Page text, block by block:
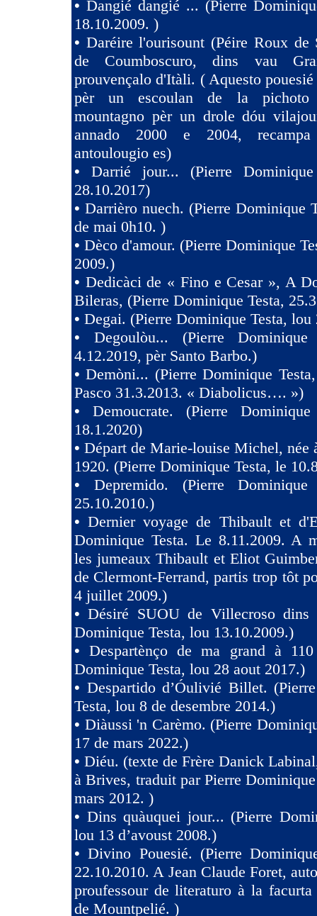
• Dangié dangié ... (Pierre
18.10.2009. )
• Daréire l'ourisount (Péire Roux de
de Coumboscuro, dins vau
prouvençalo d'Itàli. ( Aquesto
pèr un escoulan de la pichoto
mountagno pèr un drole dóu
annado 2000 e 2004,
antoulougio es)
• Darrié jour... (Pierre
28.10.2017)
• Darrièro nuech. (Pierre Dominique
de mai 0h10. )
• Dèco d'amour. (Pierre Dominique
2009.)
• Dedicàci de « Fino e Cesar », A
Bileras, (Pierre Dominique Testa,
• Degai. (Pierre Dominique Testa, lou
• Degoulòu... (Pierre
4.12.2019, pèr Santo Barbo.)
•Demòni... (Pierre Dominique
Pasco 31.3.2013. « Diabolicus…. »)
• Demoucrate. (Pierre
18.1.2020)
• Départ de Marie-louise Michel, née
1920. (Pierre Dominique Testa, le
• Depremido. (Pierre
25.10.2010.)
•Dernier voyage de Thibault et
Dominique Testa. Le 8.11.2009. A
les jumeaux Thibault et Eliot
de Clermont-Ferrand, partis trop tôt
4 juillet 2009.)
•Désiré SUOU de Villecroso dins
Dominique Testa, lou 13.10.2009.)
•Despartènço de ma grand à
Dominique Testa, lou 28 aout 2017.)
• Despartido d’Óulivié Billet.
Testa, lou 8 de desembre 2014.)
• Diàussi 'n Carèmo. (Pierre
17 de mars 2022.)
• Diéu. (texte de Frère Danick
à Brives, traduit par Pierre
mars 2012. )
• Dins quàuquei jour... (Pierre
lou 13 d’avoust 2008.)
•Divino Pouesié. (Pierre
22.10.2010. A Jean Claude Foret,
proufessour de literaturo à la
de Mountpelié. )